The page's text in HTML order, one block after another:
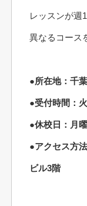
レッスンが週
異なるコース
●所在地：千
●受付時間：
●休校日：月
●アクセス方
ビル3階